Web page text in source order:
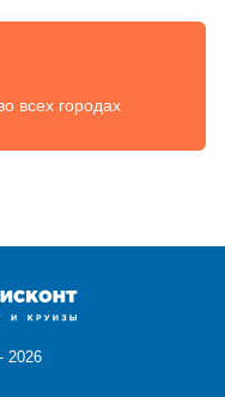
всех городах
2026